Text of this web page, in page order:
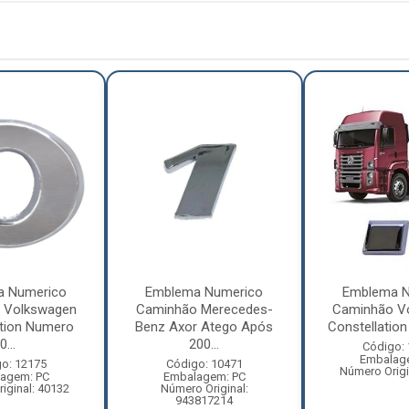
Numerico
Numero
0...
12175
PC
40132
Emblema Numerico
Caminhão Merecedes-
Benz Axor Atego Após
200...
Código: 10471
Embalagem: PC
Número Original:
943817214
Emblema
Caminhão
Código:
Número